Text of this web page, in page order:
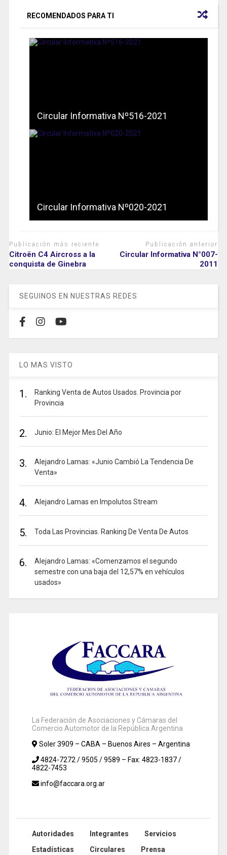
RECOMENDADOS PARA TI
Circular Informativa Nº516-2021
Circular Informativa Nº020-2021
Publicación más reciente
Citroën C4 Aircross a la
conquista de Ginebra
Publicación anterior
Circular Informativa N°007-
2011
SEGUINOS EN NUESTRAS REDES
LO MAS VISTO
1.
Ranking Venta de Autos Usados. Provincia por
Provincia
2. Junio: El Mejor Mes Del Año
3.
Alejandro Lamas: «Junio Cambió La Tendencia De
Venta»
4. Alejandro Lamas en Impolutos Stream
5. Toda Las Provincias. Ranking De Venta De Autos
6.
Alejandro Lamas: «Comenzamos el segundo
semestre con una baja del 12,57% en vehículos
usados»
La Federación de Asociaciones y Cámaras del
Comercio Automotor de la República Argentina
Soler 3909 – CABA – Buenos Aires – Argentina
4824-7272 / 9505 / 9589 – Fax: 4823-1837 /
4822-7453
info@faccara.org.ar
Autoridades Integrantes
Servicios
Estadísticas
Circulares Prensa